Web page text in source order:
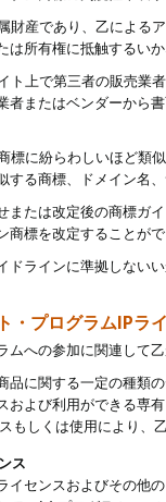
財産であり、乙による
所有権に抵触するい
ト上で第三者の販売
者またはベンダーから
標に紛らわしいほど類
する商標、ドメイン名
たは改定後の商標ガ
商標を改定することが
ラインに準拠しない
・プログラムIPラ
への参加に関連して
品に関する一定の種類
および利用ができる専
もしくは使用により
ス
イセンスおよびその他